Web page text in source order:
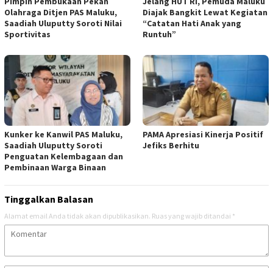
Olahraga Ditjen PAS Maluku,
Saadiah Uluputty Soroti Nilai
Sportivitas
Diajak Bangkit Lewat Kegiatan
“Catatan Hati Anak yang
Runtuh”
Kunker ke Kanwil PAS Maluku,
Saadiah Uluputty Soroti
Penguatan Kelembagaan dan
Pembinaan Warga Binaan
PAMA Apresiasi Kinerja Positif
Jefiks Berhitu
Tinggalkan Balasan
Alamat email Anda tidak akan dipublikasikan. Ruas yang wajib ditandai *